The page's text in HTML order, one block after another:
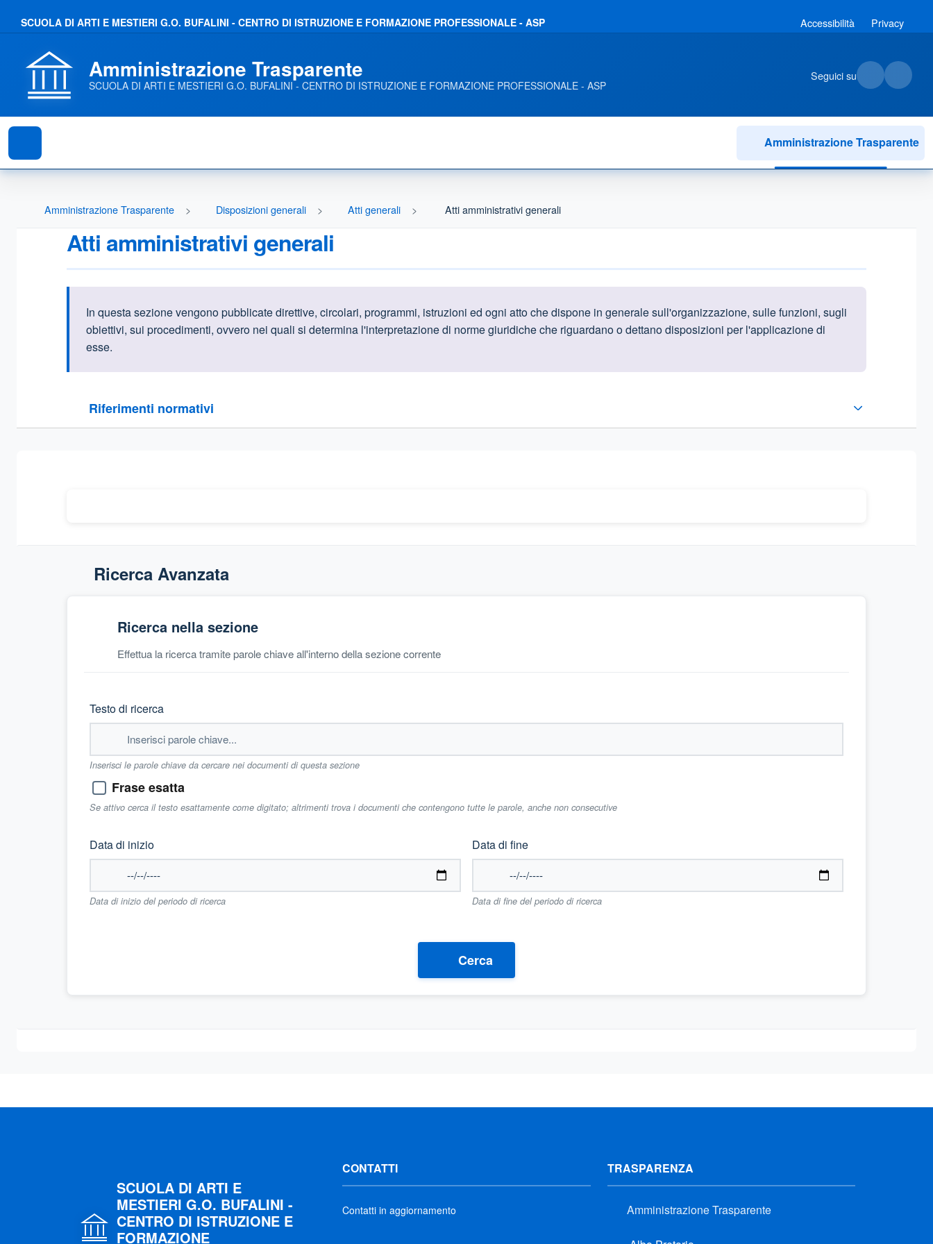
SCUOLA DI ARTI E MESTIERI G.O. BUFALINI - CENTRO DI ISTRUZIONE E FORMAZIONE PROFESSIONALE - ASP Accessibilità Privacy
Amministrazione Trasparente
SCUOLA DI ARTI E MESTIERI G.O. BUFALINI - CENTRO DI ISTRUZIONE E FORMAZIONE PROFESSIONALE - ASP
Seguici su
Amministrazione Trasparente
Amministrazione Trasparente Disposizioni generali Atti generali Atti amministrativi generali
Atti amministrativi generali
Informazioni introduttive
In questa sezione vengono pubblicate direttive, circolari, programmi, istruzioni ed ogni atto che dispone in generale sull'organizzazione, sulle funzioni, sugli
obiettivi, sui procedimenti, ovvero nei quali si determina l'interpretazione di norme giuridiche che riguardano o dettano disposizioni per l'applicazione di
esse.
Riferimenti normativi
Sezione compressa
Ricerca Avanzata
Ricerca nella sezione
Effettua la ricerca tramite parole chiave all'interno della sezione corrente
Testo di ricerca
Inserisci le parole chiave da cercare nei documenti di questa sezione
Frase esatta
Se attivo cerca il testo esattamente come digitato; altrimenti trova i documenti che contengono tutte le parole, anche non consecutive
Data di inizio
Data di inizio del periodo di ricerca
Data di fine
Data di fine del periodo di ricerca
Cerca
SCUOLA DI ARTI E
MESTIERI G.O. BUFALINI -
CENTRO DI ISTRUZIONE E
FORMAZIONE
CONTATTI
Contatti in aggiornamento
TRASPARENZA
Amministrazione Trasparente